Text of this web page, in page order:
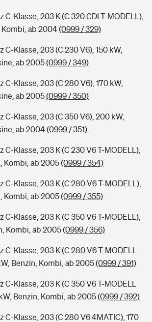
C-Klasse, 203 K (C 320 CDI T-MODELL),
Kombi, ab 2004(0999 / 329)
C-Klasse, 203 (C 230 V6), 150 kW,
ab 2005(0999 / 349)
C-Klasse, 203 (C 280 V6), 170 kW,
ab 2005(0999 / 350)
C-Klasse, 203 (C 350 V6), 200 kW,
ab 2004(0999 / 351)
C-Klasse, 203 K (C 230 V6 T-MODELL),
Kombi, ab 2005(0999 / 354)
C-Klasse, 203 K (C 280 V6 T-MODELL),
Kombi, ab 2005(0999 / 355)
C-Klasse, 203 K (C 350 V6 T-MODELL),
Kombi, ab 2005(0999 / 356)
C-Klasse, 203 K (C 280 V6 T-MODELL
Benzin, Kombi, ab 2005(0999 / 391)
C-Klasse, 203 K (C 350 V6 T-MODELL
Benzin, Kombi, ab 2005(0999 / 392)
C-Klasse, 203 (C 280 V6 4MATIC), 170